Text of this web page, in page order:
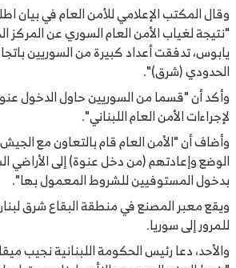
وقال المكتب الإعلامي للأمن العام في بيان
"نتيجة لغياب الأمن العام السوري عن
يابوس، تدفقت أعداد كبيرة من السوريين
الحدودي (شرق)".
وأكد أن "قسما من السوريين حاول الدخول
لإجراءات الأمن العام اللبناني".
وأضاف أن "الأمن العام قام بالتعاون مع
الوضع وإعادتهم (من دخل عنوة) إلى الأراضي
بدخول المستوفيين للشروط المعمول بها".
ويقع معبر المصنع في منطقة البقاع شرق
للمرور إلى سوريا.
والأحد، دعا رئيس الحكومة اللبنانية نجيب